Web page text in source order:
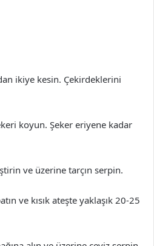
ikiye kesin. Çekirdeklerini
koyun. Şeker eriyene kadar
ve üzerine tarçın serpin.
ve kısık ateşte yaklaşık 20-25